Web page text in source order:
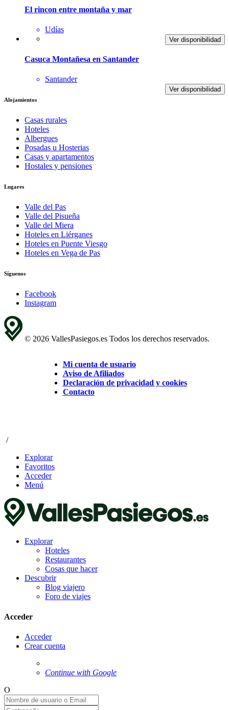
El rincon entre montaña y mar
Udías
Ver disponibilidad
Casuca Montañesa en Santander
Santander
Ver disponibilidad
Alojamientos
Casas rurales
Hoteles
Albergues
Posadas u Hosterias
Casas y apartamentos
Hostales y pensiones
Lugares
Valle del Pas
Valle del Pisueña
Valle del Miera
Hoteles en Liérganes
Hoteles en Puente Viesgo
Hoteles en Vega de Pas
Síguenos
Facebook
Instagram
© 2026 VallesPasiegos.es Todos los derechos reservados.
Mi cuenta de usuario
Aviso de Afiliados
Declaración de privacidad y cookies
Contacto
/
Explorar
Favoritos
Acceder
Menú
Explorar
Hoteles
Restaurantes
Cosas que hacer
Descubrir
Blog viajero
Foro de viajes
Acceder
Acceder
Crear cuenta
Continue with Google
O